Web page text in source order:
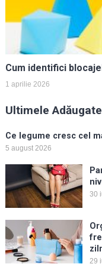
Cum identifici
1 aprilie 2026
Ultimele Adăugate
Ce legume cresc cel
5 august 2026
30
29